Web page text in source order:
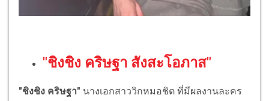
"ชิงชิง คริษฐา สังสะโอภาส"
"ชิงชิง คริษฐา" นางเอกสาววิกหมอชิต ที่มีผลงานละคร